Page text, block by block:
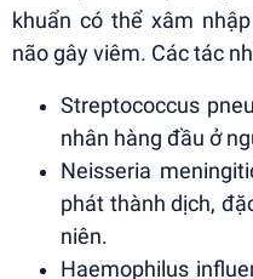
khuẩn có thể xâm
não gây viêm. Các tác
Streptococcus
nhân hàng đầu ở
Neisseria
phát thành dịch,
niên.
Haemophilus